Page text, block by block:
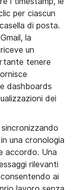
per ciascun
di posta.
la
un
tenere
dashboards
dei
una cronologia
accordo. Una
rilevanti
ai